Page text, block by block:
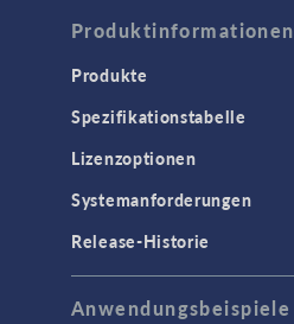
Produktinformationen
Produkte
Spezifikationstabelle
Lizenzoptionen
Systemanforderungen
Release-Historie
Anwendungsbeispiele